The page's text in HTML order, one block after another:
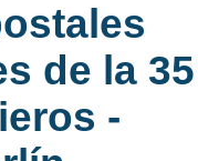
de la 35
-